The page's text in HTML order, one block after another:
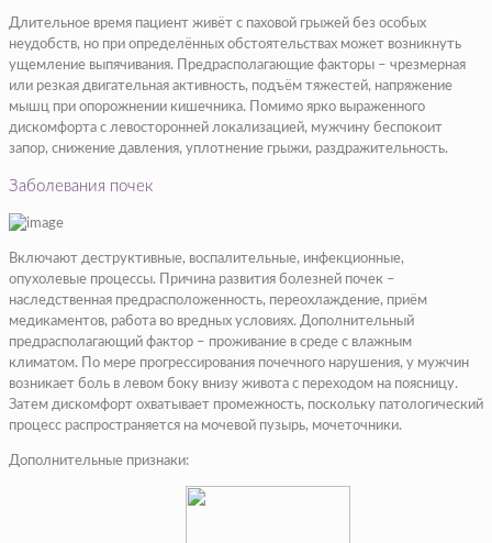
Длительное время пациент живёт с паховой грыжей без особых
неудобств, но при определённых обстоятельствах может возникнуть
ущемление выпячивания. Предрасполагающие факторы – чрезмерная
или резкая двигательная активность, подъём тяжестей, напряжение
мышц при опорожнении кишечника. Помимо ярко выраженного
дискомфорта с левосторонней локализацией, мужчину беспокоит
запор, снижение давления, уплотнение грыжи, раздражительность.
Заболевания почек
Включают деструктивные, воспалительные, инфекционные,
опухолевые процессы. Причина развития болезней почек –
наследственная предрасположенность, переохлаждение, приём
медикаментов, работа во вредных условиях. Дополнительный
предрасполагающий фактор – проживание в среде с влажным
климатом. По мере прогрессирования почечного нарушения, у мужчин
возникает боль в левом боку внизу живота с переходом на поясницу.
Затем дискомфорт охватывает промежность, поскольку патологический
процесс распространяется на мочевой пузырь, мочеточники.
Дополнительные признаки: